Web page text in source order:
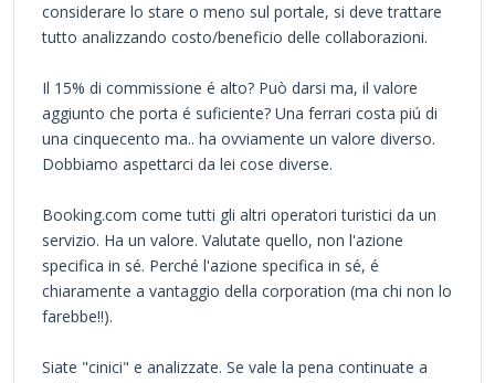
considerare lo stare o meno sul portale, si deve trattare
tutto analizzando costo/beneficio delle collaborazioni.
Il 15% di commissione é alto? Può darsi ma, il valore
aggiunto che porta é suficiente? Una ferrari costa piú di
una cinquecento ma.. ha ovviamente un valore diverso.
Dobbiamo aspettarci da lei cose diverse.
Booking.com come tutti gli altri operatori turistici da un
servizio. Ha un valore. Valutate quello, non l'azione
specifica in sé. Perché l'azione specifica in sé, é
chiaramente a vantaggio della corporation (ma chi non lo
farebbe!!).
Siate "cinici" e analizzate. Se vale la pena continuate a